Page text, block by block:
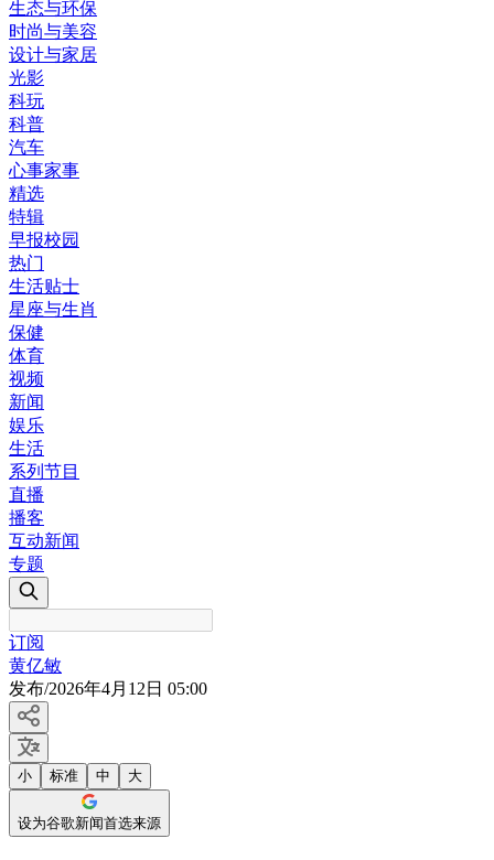
生态与环保
时尚与美容
设计与家居
光影
科玩
科普
汽车
心事家事
精选
特辑
早报校园
热门
生活贴士
星座与生肖
保健
体育
视频
新闻
娱乐
生活
系列节目
直播
播客
互动新闻
专题
订阅
黄亿敏
发布/2026年4月12日 05:00
小 标准 中 大
设为谷歌新闻首选来源